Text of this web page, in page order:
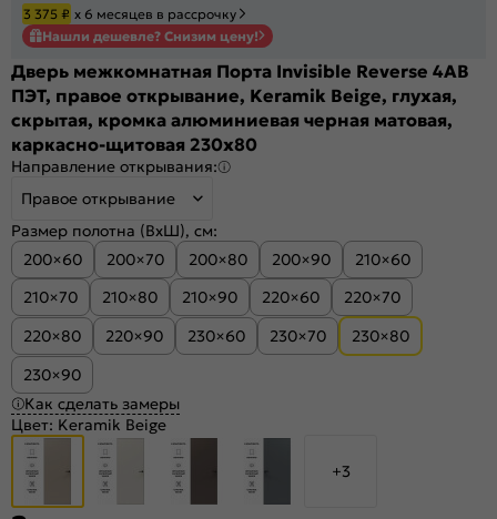
3 375 ₽ х 6 месяцев в рассрочку
Нашли дешевле? Снизим цену!
Дверь межкомнатная Порта Invisible Reverse 4AB
ПЭТ, правое открывание, Keramik Beige, глухая,
скрытая, кромка алюминиевая черная матовая,
каркасно-щитовая 230x80
Направление открывания:
Правое открывание
Размер полотна (ВхШ), см:
200×60
200×70 200×80 200×90
210×60
210×70
210×80 210×90 220×60
220×70
220×80
220×90 230×60 230×70
230×80
230×90
Как сделать замеры
Цвет: Keramik Beige
+3